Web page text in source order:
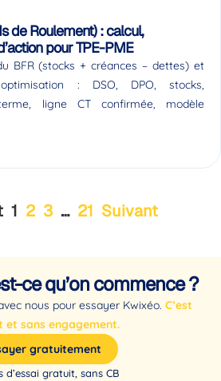
de Roulement) : calcul,
pour TPE-PME
BFR (stocks + créances – dettes) et
: DSO, DPO, stocks,
ligne CT confirmée, modèle
1 2 3 … 21 Suivant
ce qu’on commence ?
nous pour essayer Kwixéo. C’est
et sans engagement.
gratuitement
d’essai gratuit, sans CB